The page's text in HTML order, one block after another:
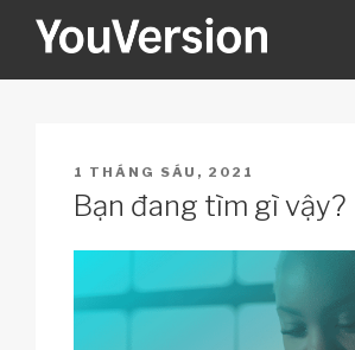
YOUVERSION
POSTED
ON
1 THÁNG SÁU, 2021
Bạn đang tìm gì vậy?